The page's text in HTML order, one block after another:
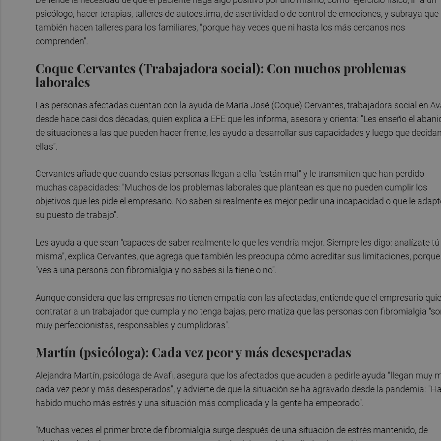
psicólogo, hacer terapias, talleres de autoestima, de asertividad o de control de emociones, y subraya que
también hacen talleres para los familiares, "porque hay veces que ni hasta los más cercanos nos
comprenden".
Coque Cervantes (Trabajadora social): Con muchos problemas
laborales
Las personas afectadas cuentan con la ayuda de María José (Coque) Cervantes, trabajadora social en
desde hace casi dos décadas, quien explica a EFE que les informa, asesora y orienta: "Les enseño el
de situaciones a las que pueden hacer frente, les ayudo a desarrollar sus capacidades y luego que decidan
ellas".
Cervantes añade que cuando estas personas llegan a ella "están mal" y le transmiten que han perdido
muchas capacidades: "Muchos de los problemas laborales que plantean es que no pueden cumplir los
objetivos que les pide el empresario. No saben si realmente es mejor pedir una incapacidad o que le
su puesto de trabajo".
Les ayuda a que sean "capaces de saber realmente lo que les vendría mejor. Siempre les digo: analízate tú
misma", explica Cervantes, que agrega que también les preocupa cómo acreditar sus limitaciones, porque
"ves a una persona con fibromialgia y no sabes si la tiene o no".
Aunque considera que las empresas no tienen empatía con las afectadas, entiende que el empresario
contratar a un trabajador que cumpla y no tenga bajas, pero matiza que las personas con fibromialgia
muy perfeccionistas, responsables y cumplidoras".
Martín (psicóloga): Cada vez peor y más desesperadas
Alejandra Martín, psicóloga de Avafi, asegura que los afectados que acuden a pedirle ayuda "llegan muy
cada vez peor y más desesperados", y advierte de que la situación se ha agravado desde la pandemia: "Ha
habido mucho más estrés y una situación más complicada y la gente ha empeorado".
"Muchas veces el primer brote de fibromialgia surge después de una situación de estrés mantenido, de